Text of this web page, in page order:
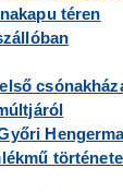
téren
története